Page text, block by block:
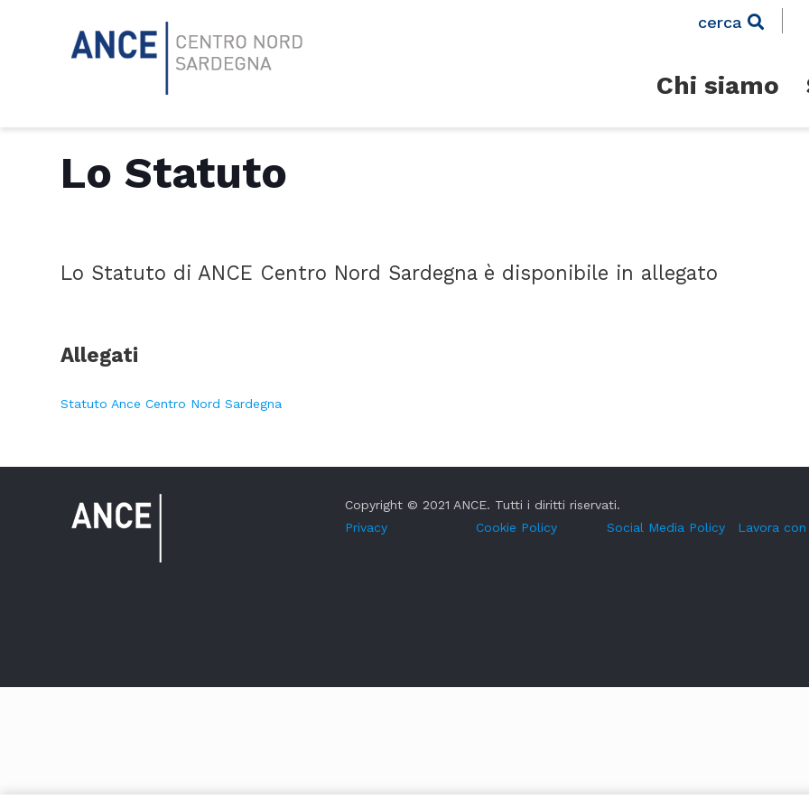
cerca
Chi siamo
Lo Statuto
Lo Statuto di ANCE Centro Nord Sardegna è disponibile in allegato
Allegati
Statuto Ance Centro Nord Sardegna
Copyright © 2021 ANCE. Tutti i diritti riservati.
Privacy
Cookie Policy Social Media Policy Lavora